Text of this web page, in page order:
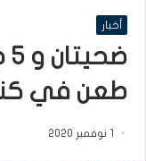
أخبار
طعن في
1 نوفمبر 2020